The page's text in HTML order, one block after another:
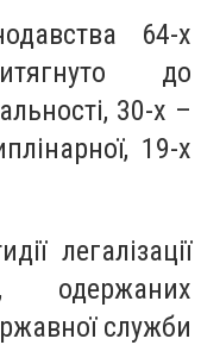
64-х
до
30-х –
19-х
легалізації
одержаних
служби